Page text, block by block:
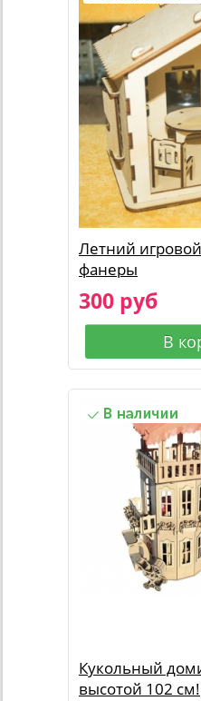
Летний
фанеры
300 руб
В
Кукольный
высотой 102 см!